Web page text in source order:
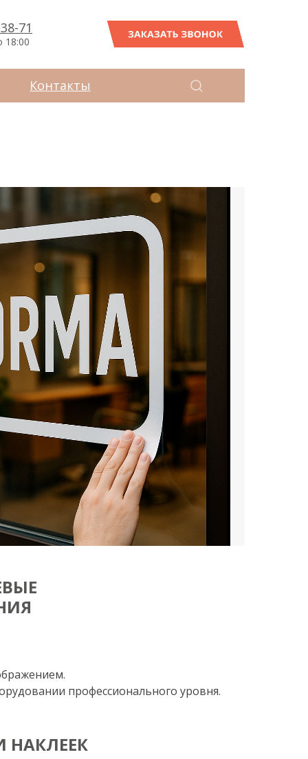
71
18:00
ЗАКАЗАТЬ ЗВОНОК
Контакты
профессионального уровня.
НАКЛЕЕК